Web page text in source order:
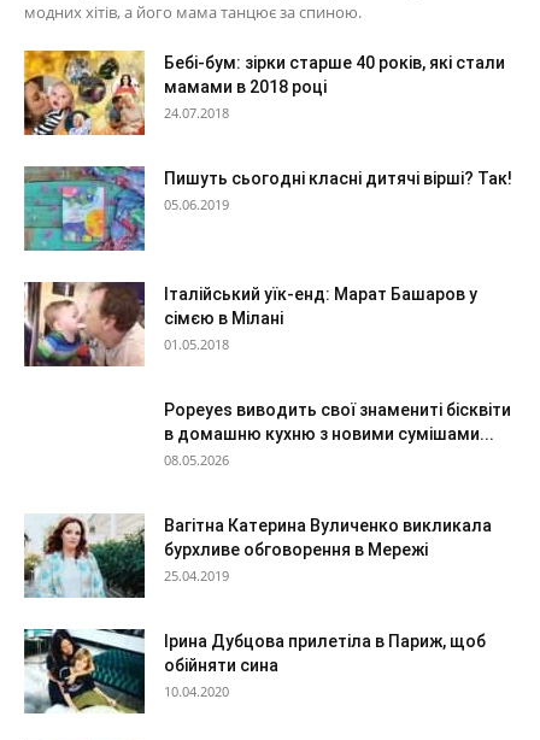
модних хітів, а його мама танцює за спиною.
Бебі-бум: зірки старше 40 років, які стали
мамами в 2018 році
24.07.2018
Пишуть сьогодні класні дитячі вірші? Так!
05.06.2019
Італійський уїк-енд: Марат Башаров у
сімєю в Мілані
01.05.2018
Popeyes виводить свої знамениті бісквіти
в домашню кухню з новими сумішами...
08.05.2026
Вагітна Катерина Вуличенко викликала
бурхливе обговорення в Мережі
25.04.2019
Ірина Дубцова прилетіла в Париж, щоб
обійняти сина
10.04.2020